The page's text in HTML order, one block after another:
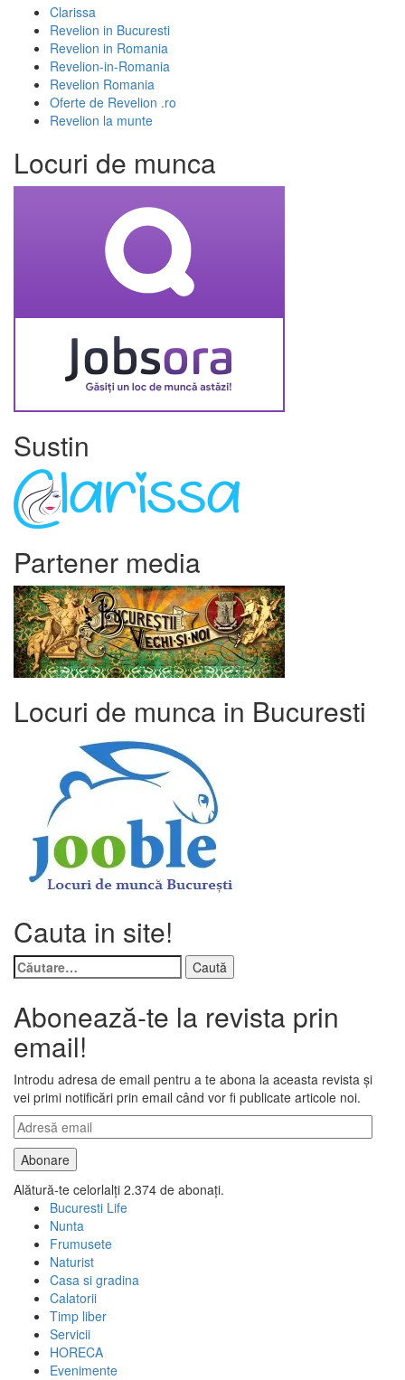
Clarissa
Revelion in Bucuresti
Revelion in Romania
Revelion-in-Romania
Revelion Romania
Oferte de Revelion .ro
Revelion la munte
Locuri de munca
Sustin
Partener media
Locuri de munca in Bucuresti
Cauta in site!
Caută
după:
Abonează-te la revista prin
email!
Introdu adresa de email pentru a te abona la aceasta revista și
vei primi notificări prin email când vor fi publicate articole noi.
Adresă
email
Abonare
Alătură-te celorlalți 2.374 de abonați.
Bucuresti Life
Nunta
Frumusete
Naturist
Casa si gradina
Calatorii
Timp liber
Servicii
HORECA
Evenimente